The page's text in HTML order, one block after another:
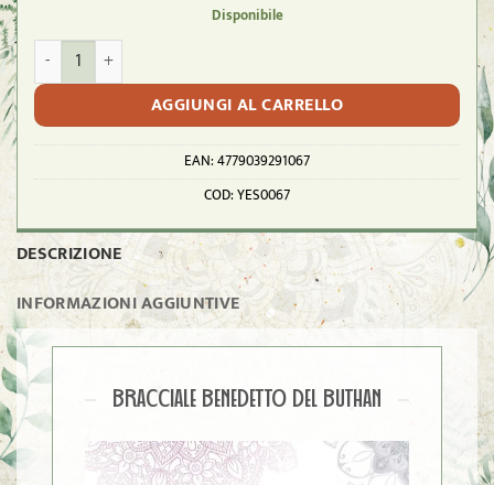
Disponibile
YESHE - Bracciale del Buthan - Agata Striata Viola quantità
AGGIUNGI AL CARRELLO
EAN:4779039291067
COD:YES0067
DESCRIZIONE
INFORMAZIONI AGGIUNTIVE
BRACCIALE BENEDETTO DEL BUTHAN